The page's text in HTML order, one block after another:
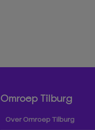
Omroep Tilburg
Over Omroep Tilburg